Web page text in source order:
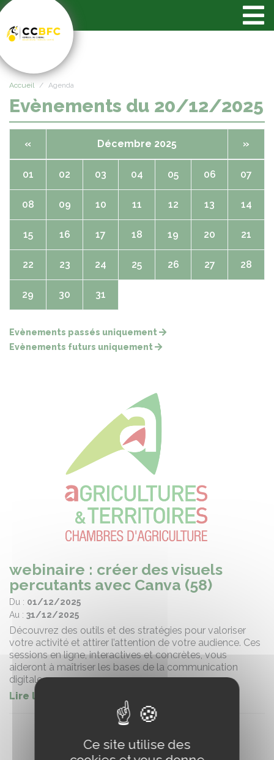
Accueil Agenda
Evènements du 20/12/2025
« Décembre 2025 »
01 02 03 04 05 06 07
08 09 10 11 12 13 14
15 16 17 18 19 20 21
22 23 24 25 26 27 28
29 30 31
Evènements passés uniquement
Evènements futurs uniquement
webinaire : créer des visuels
percutants avec Canva (58)
Du : 01/12/2025
Au : 31/12/2025
Découvrez des outils et des stratégies pour valoriser
votre activité et attirer l’attention de votre audience. Ces
sessions en ligne, interactives et concrètes, vous
aideront à maîtriser les bases de la communication
digitale.
Lire la suite
Panneau de gestion des cookies
Ce site utilise des